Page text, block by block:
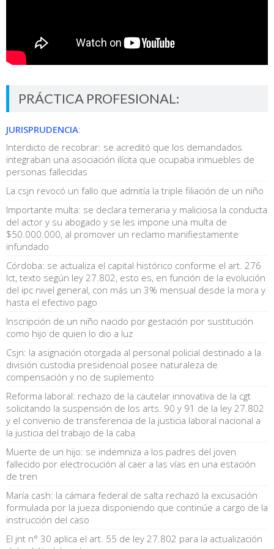
PRÁCTICA PROFESIONAL:
JURISPRUDENCIA:
Interdicto de recobrar: se acreditó que los demandados
integraban una asociación ilícita que ocupaba inmuebles de
personas fallecidas
La csjn revocó un fallo que admitía la triple filiación de un niño
Importante multa: se declara temeraria y maliciosa la conducta
del actor y su abogado y se les impone una multa de
$50.000.000, al promover un reclamo manifiestamente
infundado
Córdoba: se actualiza el capital histórico conforme el art. 276
lct, texto según ley 27.802, esto es, en función de la evolución
del ipc nivel general, con más un 3% mensual desde la mora y
hasta el efectivo pago
Inscripción de un niño nacido por gestación por sustitución
como hijo de quien lo dio a luz
Csjn: la asignación otorgada al personal policial destinado a la
división custodia presidencial posee naturaleza de
compensación y no de suplemento
Reforma laboral: rechazo de la cautelar innovativa de la cgt
solicitando la suspensión de los arts. 90 y 91 de la ley 27.802
y el convenio de transferencia de la justicia laboral nacional a
la justicia del trabajo de la caba
Muerte de un hijo: se indemniza a los padres del joven
fallecido por electrocución al caer a las vías en una estación
de tren
María cash: la cámara federal de salta rechazó la excusación
formulada por la jueza disponiendo que continúe a cargo de la
instrucción del caso
El jnt n° 30 aplica el art. 55 de ley 27.802 para la actualización